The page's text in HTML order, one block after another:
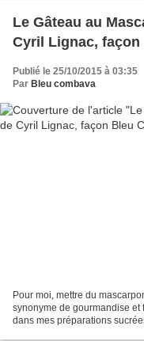
Le Gâteau au
Cyril Lignac, façon
Publié le 25/10/2015 à 03:35
Par Bleu combava
Pour moi, mettre du
synonyme de gourmandise et
dans mes préparations